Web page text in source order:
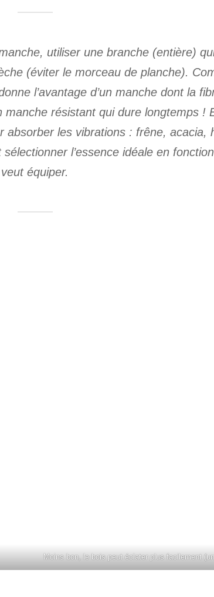
utiliser une branche (entière)
(éviter le morceau de planche).
l’avantage d’un manche dont la
résistant qui dure longtemps !
absorber les vibrations : frêne, acacia,
l’essence idéale en fonction
veut équiper.
Moins bon, le bois peut éclater plus facilement